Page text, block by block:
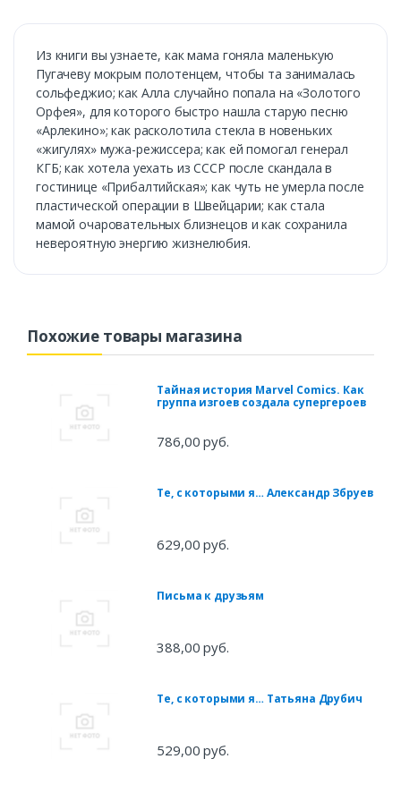
Из книги вы узнаете, как мама гоняла маленькую
Пугачеву мокрым полотенцем, чтобы та занималась
сольфеджио; как Алла случайно попала на «Золотого
Орфея», для которого быстро нашла старую песню
«Арлекино»; как расколотила стекла в новеньких
«жигулях» мужа-режиссера; как ей помогал генерал
КГБ; как хотела уехать из СССР после скандала в
гостинице «Прибалтийская»; как чуть не умерла после
пластической операции в Швейцарии; как стала
мамой очаровательных близнецов и как сохранила
невероятную энергию жизнелюбия.
Похожие товары магазина
Тайная история Marvel Comics. Как
группа изгоев создала супергероев
786,00 руб.
Те, с которыми я… Александр Збруев
629,00 руб.
Письма к друзьям
388,00 руб.
Те, с которыми я… Татьяна Друбич
529,00 руб.